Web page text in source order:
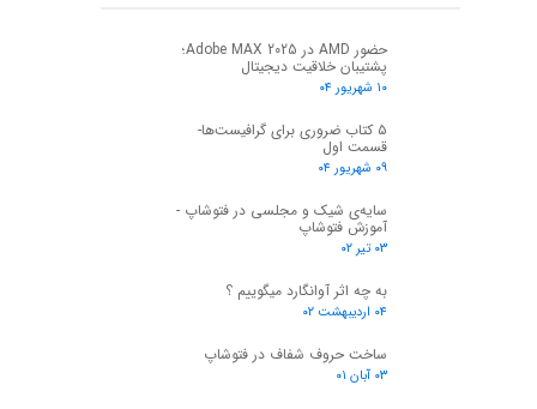
حضور AMD در Adobe MAX 2025؛
پشتیبان خلاقیت دیجیتال
۱۰ شهریور ۰۴
۵ کتاب ضروری برای گرافیست‌ها-
قسمت اول
۰۹ شهریور ۰۴
سایه‌ی شیک و مجلسی در فتوشاپ -
آموزش فتوشاپ
۰۳ تیر ۰۲
به چه اثر آوانگارد میگوییم ؟
۰۴ اردیبهشت ۰۲
ساخت حروف شفاف در فتوشاپ
۰۳ آبان ۰۱